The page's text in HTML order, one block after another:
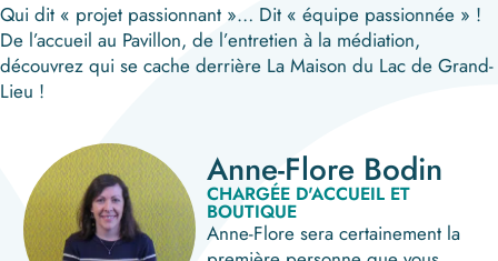
Qui dit « projet passionnant »… Dit « équipe passionnée » !
De l’accueil au Pavillon, de l’entretien à la médiation,
découvrez qui se cache derrière La Maison du Lac de Grand-
Lieu !
Anne-Flore Bodin
CHARGÉE D'ACCUEIL ET
BOUTIQUE
Anne-Flore sera certainement la